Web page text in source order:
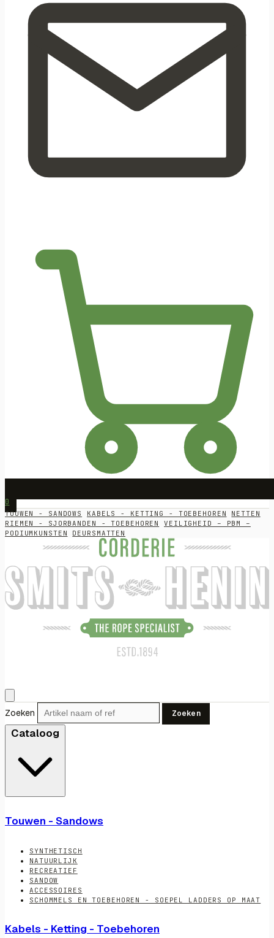
0
TOUWEN - SANDOWS KABELS - KETTING - TOEBEHOREN
NETTEN
RIEMEN - SJORBANDEN - TOEBEHOREN
VEILIGHEID – PBM –
PODIUMKUNSTEN
DEURSMATTEN
Zoeken Zoeken
Cataloog
Touwen - Sandows
SYNTHETISCH
NATUURLIJK
RECREATIEF
SANDOW
ACCESSOIRES
SCHOMMELS EN TOEBEHOREN - SOEPEL LADDERS OP MAAT
Kabels - Ketting - Toebehoren